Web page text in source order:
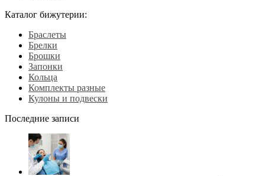
Каталог бижутерии:
Браслеты
Брелки
Брошки
Запонки
Кольца
Комплекты разные
Кулоны и подвески
Последние записи